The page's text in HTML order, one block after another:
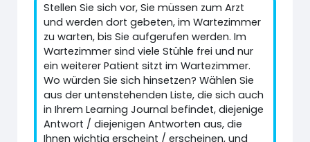
Stellen Sie sich vor, Sie müssen zum Arzt
und werden dort gebeten, im Wartezimmer
zu warten, bis Sie aufgerufen werden. Im
Wartezimmer sind viele Stühle frei und nur
ein weiterer Patient sitzt im Wartezimmer.
Wo würden Sie sich hinsetzen? Wählen Sie
aus der untenstehenden Liste, die sich auch
in Ihrem Learning Journal befindet, diejenige
Antwort / diejenigen Antworten aus, die
Ihnen wichtig erscheint / erscheinen, und